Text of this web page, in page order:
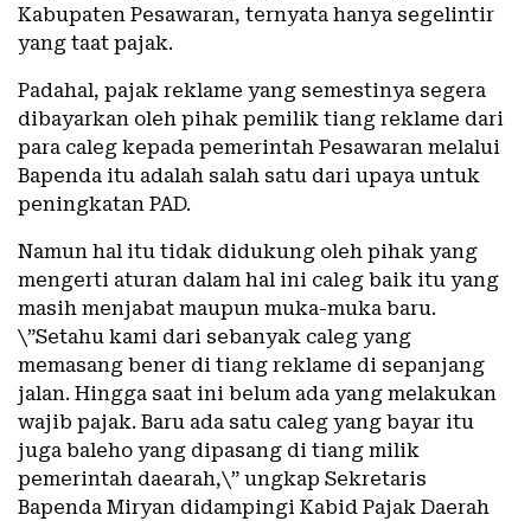
Kabupaten Pesawaran, ternyata hanya segelintir
yang taat pajak.
Padahal, pajak reklame yang semestinya segera
dibayarkan oleh pihak pemilik tiang reklame dari
para caleg kepada pemerintah Pesawaran melalui
Bapenda itu adalah salah satu dari upaya untuk
peningkatan PAD.
Namun hal itu tidak didukung oleh pihak yang
mengerti aturan dalam hal ini caleg baik itu yang
masih menjabat maupun muka-muka baru.
\”Setahu kami dari sebanyak caleg yang
memasang bener di tiang reklame di sepanjang
jalan. Hingga saat ini belum ada yang melakukan
wajib pajak. Baru ada satu caleg yang bayar itu
juga baleho yang dipasang di tiang milik
pemerintah daearah,\” ungkap Sekretaris
Bapenda Miryan didampingi Kabid Pajak Daerah